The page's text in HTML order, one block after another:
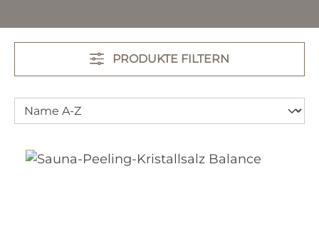
PRODUKTE FILTERN